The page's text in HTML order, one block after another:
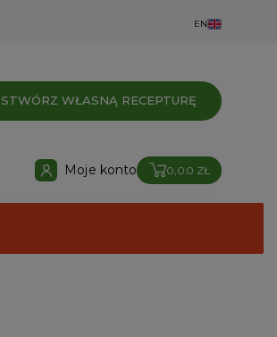
EN
STWÓRZ WŁASNĄ RECEPTURĘ
Moje konto 0,00 ZŁ